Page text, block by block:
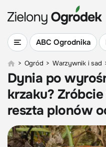
ABC Ogrodnika
> Ogród > Warzywnik i sad
Dynia po
krzaku?
reszta plonów